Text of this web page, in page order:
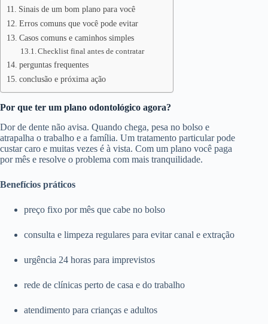
Sinais de um bom plano para você
Erros comuns que você pode evitar
Casos comuns e caminhos simples
Checklist final antes de contratar
perguntas frequentes
conclusão e próxima ação
Por que ter um plano odontológico agora?
Dor de dente não avisa. Quando chega, pesa no bolso e
atrapalha o trabalho e a família. Um tratamento particular pode
custar caro e muitas vezes é à vista. Com um plano você paga
por mês e resolve o problema com mais tranquilidade.
Benefícios práticos
preço fixo por mês que cabe no bolso
consulta e limpeza regulares para evitar canal e extração
urgência 24 horas para imprevistos
rede de clínicas perto de casa e do trabalho
atendimento para crianças e adultos